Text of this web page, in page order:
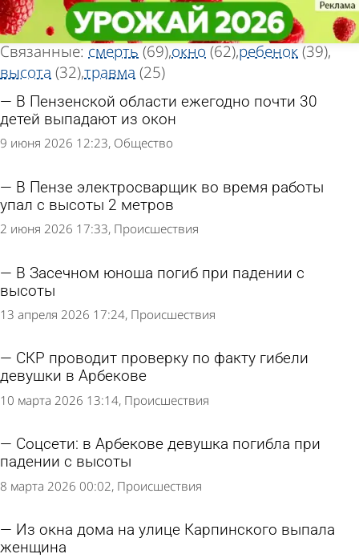
«Падение»
Тег новостей
Всего найдено 244 новости
Связанные: смерть (69)окно (62)ребенок(39)
высота (32)травма (25)
В Пензенской области ежегодно почти 30
детей выпадают из окон
9 июня 2026 12:23 Общество
В Пензе электросварщик во время работы
упал с высоты 2 метров
2 июня 2026 17:33 Происшествия
В Засечном юноша погиб при падении с
высоты
13 апреля 2026 17:24 Происшествия
СКР проводит проверку по факту гибели
девушки в Арбекове
10 марта 2026 13:14 Происшествия
Соцсети: в Арбекове девушка погибла при
падении с высоты
8 марта 2026 00:02 Происшествия
Из окна дома на улице Карпинского выпала
женщина
«Падение»
Тег новостей